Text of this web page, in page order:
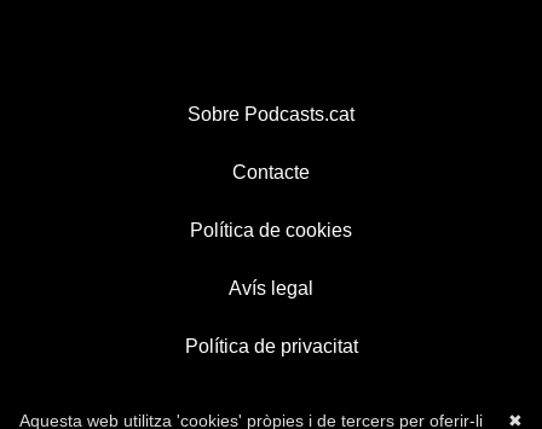
Sobre Podcasts.cat
Contacte
Política de cookies
Avís legal
Política de privacitat
✖
Aquesta web utilitza 'cookies' pròpies i de tercers per oferir-li